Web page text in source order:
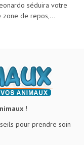
séduira votre
zone de repos,...
!
pour prendre soin